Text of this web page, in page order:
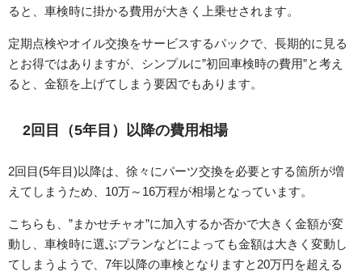
ると、車検時に掛かる費用が大きく上乗せされます。
定期点検やオイル交換をサービスするパックで、長期的に見る
とお得ではありますが、シンプルに”初回車検時の費用”と考え
ると、金額を上げてしまう要因でもあります。
2回目（5年目）以降の費用相場
2回目(5年目)以降は、徐々にパーツ交換を必要とする箇所が増
えてしまうため、10万～16万程が相場となっています。
こちらも、”まかせチャオ”に加入するか否かで大きく金額が変
動し、車検時に選ぶプランなどによっても金額は大きく変動し
てしまうようで、7年以降の車検となりますと20万円を超える